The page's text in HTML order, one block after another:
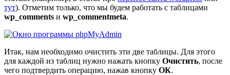
тут). Отметим только, что мы будем работать с таблицами
wp_comments и wp_commentmeta.
Итак, нам необходимо очистить эти две таблицы. Для этого
для каждой из таблиц нужно нажать кнопку Очистить, после
чего подтвердить операцию, нажав кнопку ОК.